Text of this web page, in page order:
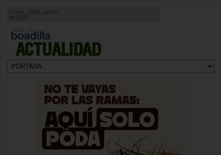
ACTUALIDAD
Lunes, 10 de agosto